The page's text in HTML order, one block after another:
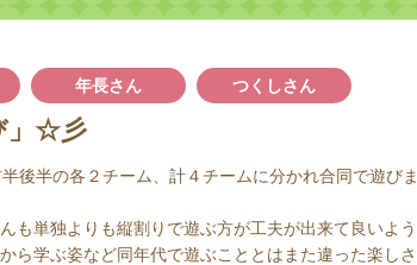
年長さん つくしさん
」☆彡
後半の各２チーム、計４チームに分かれ合同で遊びま
も単独よりも縦割りで遊ぶ方が工夫が出来て良いよう
ら学ぶ姿など同年代で遊ぶこととはまた違った楽しさ